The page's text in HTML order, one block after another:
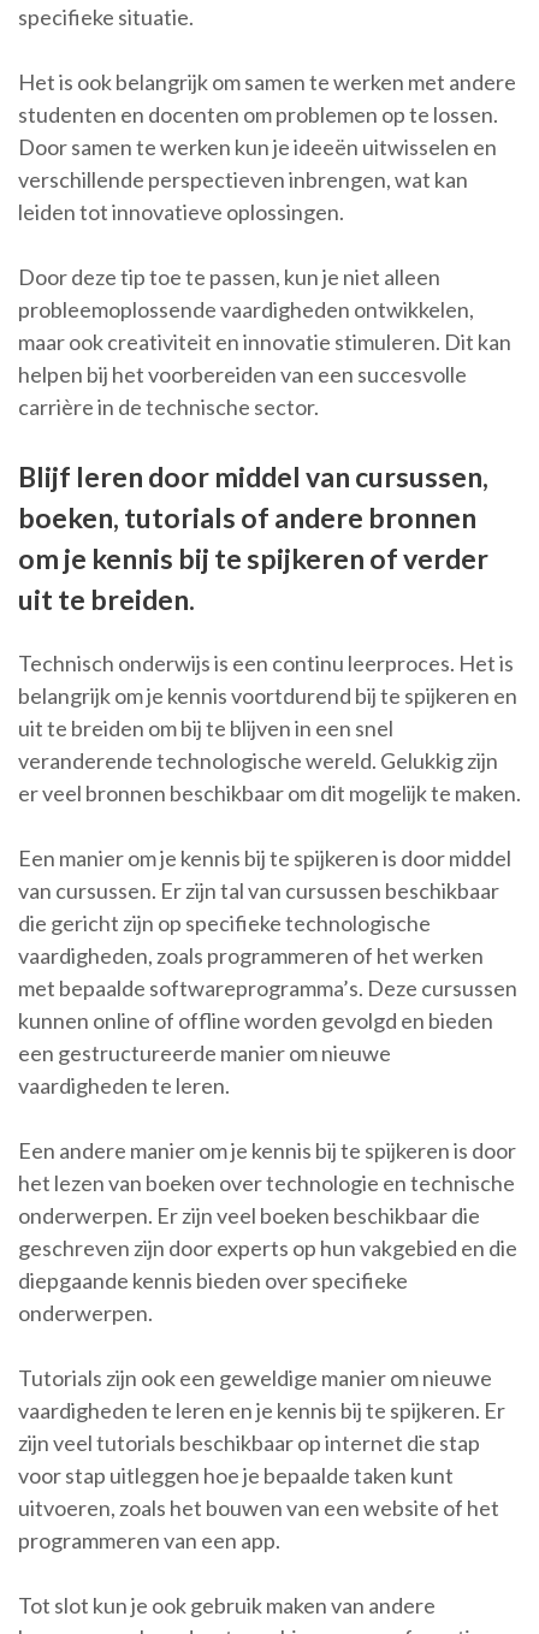
specifieke situatie.
Het is ook belangrijk om samen te werken met andere
studenten en docenten om problemen op te lossen.
Door samen te werken kun je ideeën uitwisselen en
verschillende perspectieven inbrengen, wat kan
leiden tot innovatieve oplossingen.
Door deze tip toe te passen, kun je niet alleen
probleemoplossende vaardigheden ontwikkelen,
maar ook creativiteit en innovatie stimuleren. Dit kan
helpen bij het voorbereiden van een succesvolle
carrière in de technische sector.
Blijf leren door middel van cursussen,
boeken, tutorials of andere bronnen
om je kennis bij te spijkeren of verder
uit te breiden.
Technisch onderwijs is een continu leerproces. Het is
belangrijk om je kennis voortdurend bij te spijkeren en
uit te breiden om bij te blijven in een snel
veranderende technologische wereld. Gelukkig zijn
er veel bronnen beschikbaar om dit mogelijk te maken.
Een manier om je kennis bij te spijkeren is door middel
van cursussen. Er zijn tal van cursussen beschikbaar
die gericht zijn op specifieke technologische
vaardigheden, zoals programmeren of het werken
met bepaalde softwareprogramma’s. Deze cursussen
kunnen online of offline worden gevolgd en bieden
een gestructureerde manier om nieuwe
vaardigheden te leren.
Een andere manier om je kennis bij te spijkeren is door
het lezen van boeken over technologie en technische
onderwerpen. Er zijn veel boeken beschikbaar die
geschreven zijn door experts op hun vakgebied en die
diepgaande kennis bieden over specifieke
onderwerpen.
Tutorials zijn ook een geweldige manier om nieuwe
vaardigheden te leren en je kennis bij te spijkeren. Er
zijn veel tutorials beschikbaar op internet die stap
voor stap uitleggen hoe je bepaalde taken kunt
uitvoeren, zoals het bouwen van een website of het
programmeren van een app.
Tot slot kun je ook gebruik maken van andere